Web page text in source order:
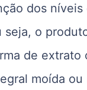
dos níveis
seja, o
de extrato
moída ou